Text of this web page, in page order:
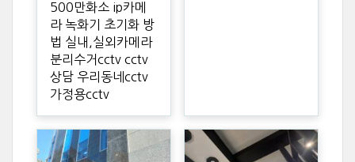
500만화소 ip카메
라 녹화기 초기화 방
법 실내,실외카메라
분리수거cctv cctv
상담 우리동네cctv
가정용cctv